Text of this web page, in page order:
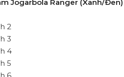
Jogarbola Ranger (Xanh/Đen)